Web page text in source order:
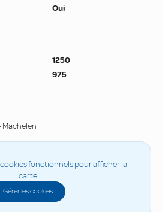
Oui
1250
975
Machelen
fonctionnels pour afficher la
carte
Gérer les cookies